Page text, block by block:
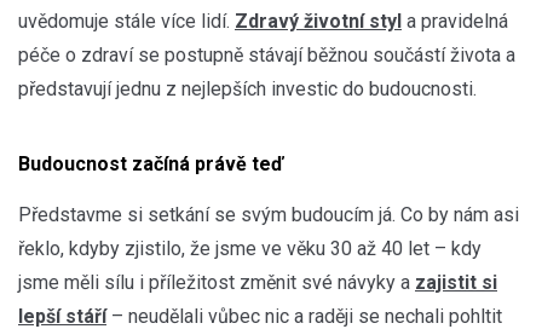
uvědomuje stále více lidí. Zdravý životní styl a pravidelná
péče o zdraví se postupně stávají běžnou součástí života a
představují jednu z nejlepších investic do budoucnosti.
Budoucnost začíná právě teď
Představme si setkání se svým budoucím já. Co by nám asi
řeklo, kdyby zjistilo, že jsme ve věku 30 až 40 let – kdy
jsme měli sílu i příležitost změnit své návyky a zajistit si
lepší stáří– neudělali vůbec nic a raději se nechali pohltit